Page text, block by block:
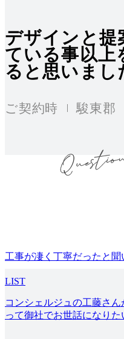
デザインと提
ている事以上
ると思いまし
ご契約時 駿東郡
工事が凄く丁寧だったと聞
LIST
コンシェルジュの工藤さ
って御社でお世話になりた